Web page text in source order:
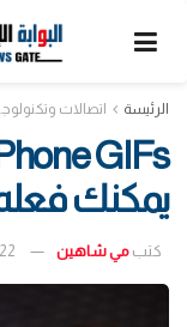
الرئيسة اتصالات
يمكنك
كتب مي شاهين 22 فبراير 2022 - 9:00 مساءً